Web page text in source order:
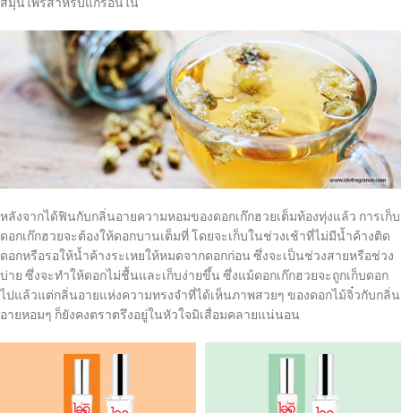
หลังจากได้ฟินกับกลิ่นอายความหอมของดอกเก๊กฮวยเต็มท้องทุ่งแล้ว การเก็บ
ดอกเก๊กฮวยจะต้องให้ดอกบานเต็มที่ โดยจะเก็บในช่วงเช้าที่ไม่มีน้ำค้างติด
ดอกหรือรอให้น้ำค้างระเหยให้หมดจากดอกก่อน ซึ่งจะเป็นช่วงสายหรือช่วง
บ่าย ซึ่งจะทำให้ดอกไม่ชื้นและเก็บง่ายขึ้น ซึ่งแม้ดอกเก๊กฮวยจะถูกเก็บดอก
ไปแล้วแต่กลิ่นอายแห่งความทรงจำที่ได้เห็นภาพสวยๆ ของดอกไม้จิ๋วกับกลิ่น
อายหอมๆ ก็ยังคงตราตรึงอยู่ในหัวใจมิเสื่อมคลายแน่นอน